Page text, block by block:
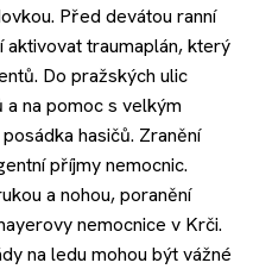
Před devátou ranní
traumaplán, který
Do pražských ulic
na pomoc s velkým
hasičů. Zranění
příjmy nemocnic.
a nohou, poranění
nemocnice v Krči.
na ledu mohou být vážné